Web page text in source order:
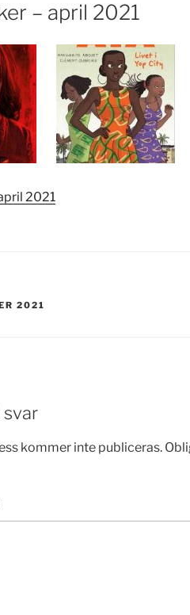
– april 2021
2021
2021
kommer inte publiceras.